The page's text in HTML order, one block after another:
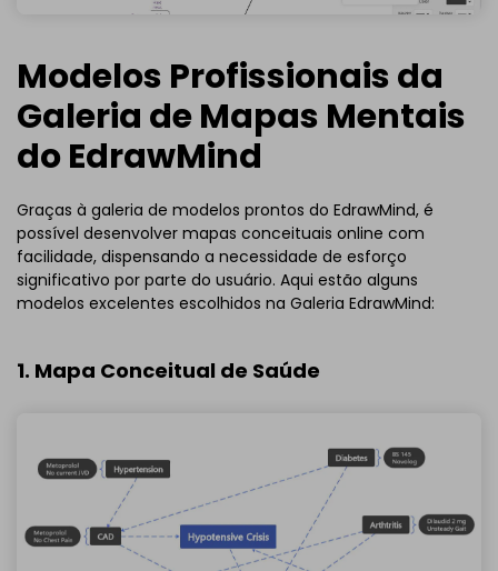
Modelos Profissionais da
Galeria de Mapas Mentais
do EdrawMind
Graças à galeria de modelos prontos do EdrawMind, é
possível desenvolver mapas conceituais online com
facilidade, dispensando a necessidade de esforço
significativo por parte do usuário. Aqui estão alguns
modelos excelentes escolhidos na Galeria EdrawMind:
1. Mapa Conceitual de Saúde